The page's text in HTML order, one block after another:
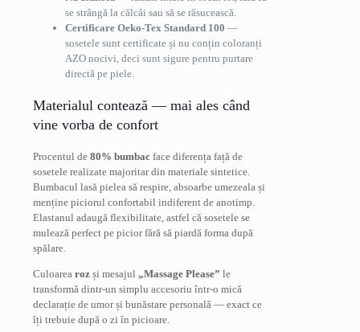
se strângă la călcâi sau să se răsucească.
Certificare Oeko-Tex Standard 100 —
sosetele sunt certificate și nu conțin coloranți
AZO nocivi, deci sunt sigure pentru purtare
directă pe piele.
Materialul contează — mai ales când
vine vorba de confort
Procentul de 80% bumbac face diferența față de
sosetele realizate majoritar din materiale sintetice.
Bumbacul lasă pielea să respire, absoarbe umezeala și
menține piciorul confortabil indiferent de anotimp.
Elastanul adaugă flexibilitate, astfel că sosetele se
mulează perfect pe picior fără să piardă forma după
spălare.
Culoarea roz și mesajul „Massage Please” le
transformă dintr-un simplu accesoriu într-o mică
declarație de umor și bunăstare personală — exact ce
îți trebuie după o zi în picioare.